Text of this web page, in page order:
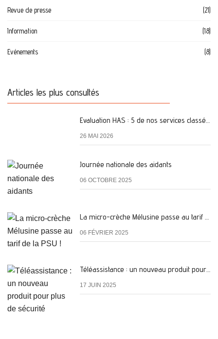
Revue de presse (21)
Information (18)
Evénements (8)
Articles les plus consultés
Evaluation HAS : 5 de nos services classés A
26 MAI 2026
Journée nationale des aidants
06 OCTOBRE 2025
La micro-crèche Mélusine passe au tarif de la PSU !
06 FÉVRIER 2025
Téléassistance : un nouveau produit pour plus de sécurité
17 JUIN 2025